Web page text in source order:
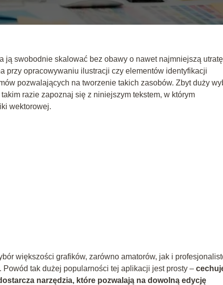
ją swobodnie skalować bez obawy o nawet najmniejszą utratę
przy opracowywaniu ilustracji czy elementów identyfikacji
pozwalających na tworzenie takich zasobów. Zbyt duży
razie zapoznaj się z niniejszym tekstem, w którym
wektorowej.
większości grafików, zarówno amatorów, jak i
tak dużej popularności tej aplikacji jest prosty –
narzędzia, które pozwalają na dowolną edycję